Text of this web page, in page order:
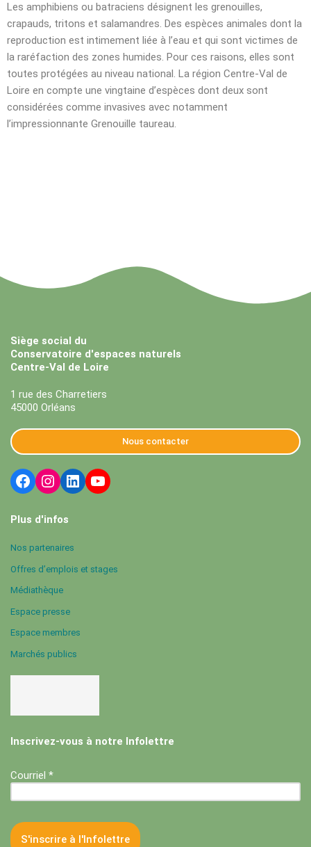
Les amphibiens ou batraciens désignent les grenouilles,
crapauds, tritons et salamandres. Des espèces animales dont la
reproduction est intimement liée à l’eau et qui sont victimes de
la raréfaction des zones humides. Pour ces raisons, elles sont
toutes protégées au niveau national. La région Centre-Val de
Loire en compte une vingtaine d’espèces dont deux sont
considérées comme invasives avec notamment
l’impressionnante Grenouille taureau.
Siège social du
Conservatoire d'espaces naturels
Centre-Val de Loire
1 rue des Charretiers
45000 Orléans
Nous contacter
Plus d'infos
Nos partenaires
Offres d’emplois et stages
Médiathèque
Espace presse
Espace membres
Marchés publics
Inscrivez-vous à notre Infolettre
Courriel *